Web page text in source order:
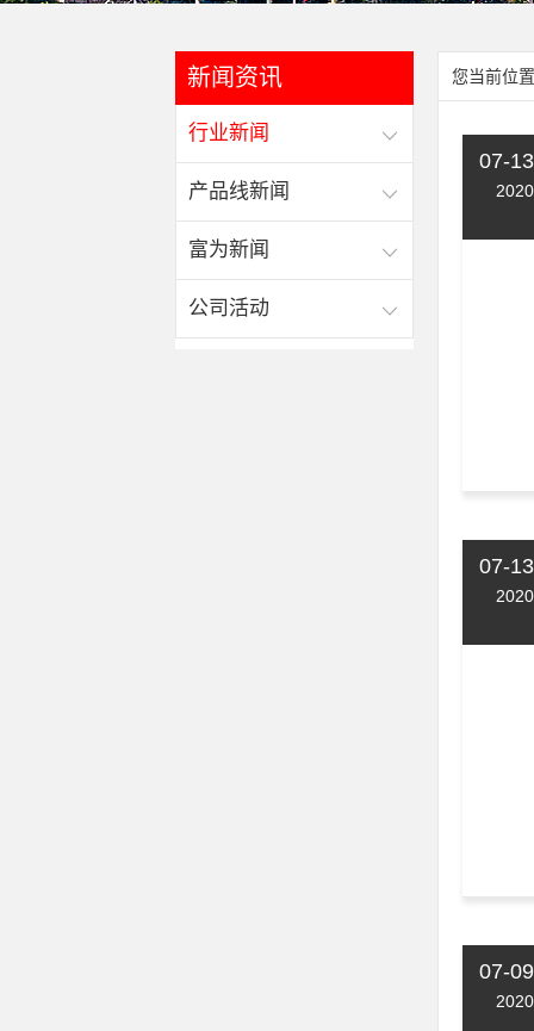
新闻资讯
行业新闻
产品线新闻
富为新闻
公司活动
您当前位
07-13
2020
07-13
2020
07-09
2020